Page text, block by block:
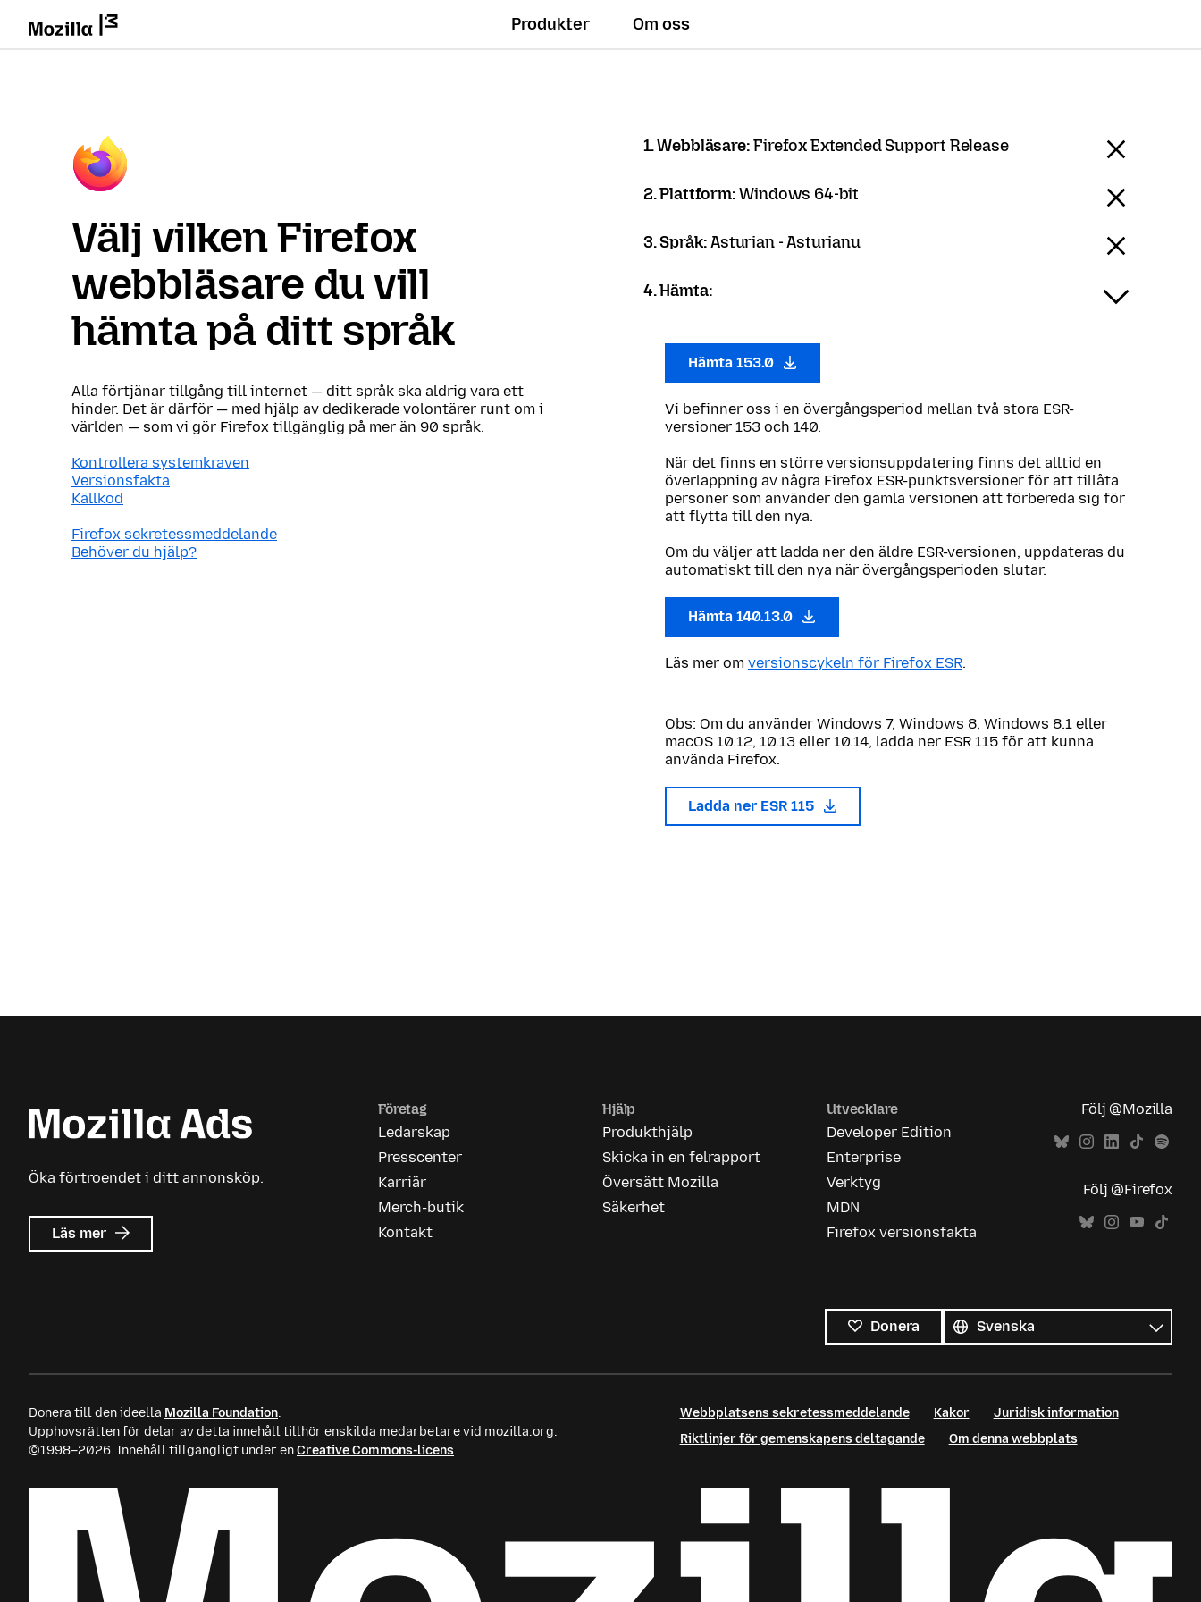
Produkter Om oss
Välj vilken Firefox
webbläsare du vill
hämta på ditt språk
Alla förtjänar tillgång till internet — ditt språk ska aldrig vara ett
hinder. Det är därför — med hjälp av dedikerade volontärer runt om i
världen — som vi gör Firefox tillgänglig på mer än 90 språk.
Kontrollera systemkraven
Versionsfakta
Källkod
Firefox sekretessmeddelande
Behöver du hjälp?
1. Webbläsare:Firefox Extended Support Release
2. Plattform:Windows 64-bit
3. Språk:Asturian - Asturianu
4. Hämta:
Hämta 153.0
Vi befinner oss i en övergångsperiod mellan två stora ESR-
versioner 153 och 140.
När det finns en större versionsuppdatering finns det alltid en
överlappning av några Firefox ESR-punktsversioner för att tillåta
personer som använder den gamla versionen att förbereda sig för
att flytta till den nya.
Om du väljer att ladda ner den äldre ESR-versionen, uppdateras du
automatiskt till den nya när övergångsperioden slutar.
Hämta 140.13.0
Läs mer om versionscykeln för Firefox ESR.
Obs: Om du använder Windows 7, Windows 8, Windows 8.1 eller
macOS 10.12, 10.13 eller 10.14, ladda ner ESR 115 för att kunna
använda Firefox.
Ladda ner ESR 115
Öka förtroendet i ditt annonsköp.
Läs mer om
Mozilla
Företag
Ledarskap
Presscenter
Karriär
Merch-butik
Kontakt
Hjälp
Produkthjälp
Skicka in en felrapport
Översätt Mozilla
Säkerhet
Utvecklare
Developer Edition
Enterprise
Verktyg
MDN
Firefox versionsfakta
Följ @Mozilla
Följ @Firefox
Donera
språk
Språk
Donera till den ideella Mozilla Foundation.
Upphovsrätten för delar av detta innehåll tillhör enskilda medarbetare vid mozilla.org.
©1998–2026. Innehåll tillgängligt under enCreative Commons-licens.
Webbplatsens sekretessmeddelande Kakor
Juridisk information
Riktlinjer för gemenskapens deltagande
Om denna webbplats